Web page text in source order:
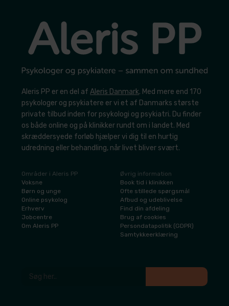
Aleris PP er en del afAleris Danmark. Med mere end 170
psykologer og psykiatere er vi et af Danmarks største
private tilbud inden for psykologi og psykiatri. Du finder
os både online og på klinikker rundt om i landet. Med
skræddersyede forløb hjælper vi dig til en hurtig
udredning eller behandling, når livet bliver svært.
Områder i Aleris PP
​Voksne
​Børn og unge
​Online psykolog
​Erhverv
​Jobcentre
​Om Aleris PP
Øvrig information
​Book tid i klinikken
​Ofte stillede spørgsmål
Afbud og udeblivelse
​Find din afdeling
​Brug af cookies
​Persondatapolitik (GDPR)
​Samtykkeerklæring